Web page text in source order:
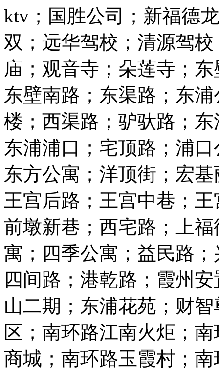
ktv；国胜公司；新福德
双；远华驾校；清源驾
庙；观音寺；朵莲寺；
东壁南路；东渠路；东
楼；西渠路；驴驮路；
东浦浦口；宅顶路；浦
东方公寓；洋顶街；宏
王宫后路；王宫中巷；
前墩新巷；西宅路；上
寓；四季公寓；益民路
四间路；港乾路；霞州
山二期；东浦花苑；财
区；南环路江南火炬；
商城；南环路玉霞村；